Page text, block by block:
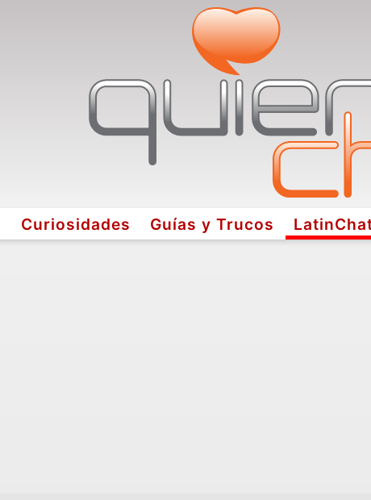
Curiosidades Guías y Trucos